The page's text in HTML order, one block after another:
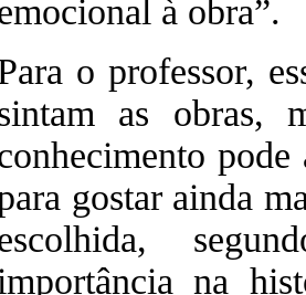
à obra”.
o professor,
as obras,
gostar ainda
na